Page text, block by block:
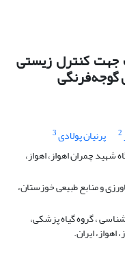
جهت کنترل زیستی
گوجه‌فرنگی
2 پرنیان پولادی3
چمران اهواز، اهواز،
و منابع طبیعی خوزستان،
، گروه گیاه پزشکی،
ایران.